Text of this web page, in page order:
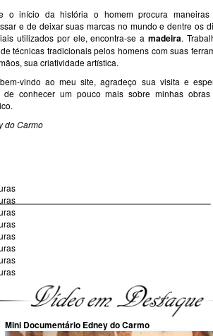
o início da história o homem procura
e de deixar suas marcas no mundo e dentre os
utilizados por ele, encontra-se amadeira.
técnicas tradicionais pelos homens com suas
sua criatividade artística.
vindo ao meu site, agradeço sua visita e
de conhecer um pouco mais sobre minhas
do Carmo
Mini Documentário Edney do Carmo